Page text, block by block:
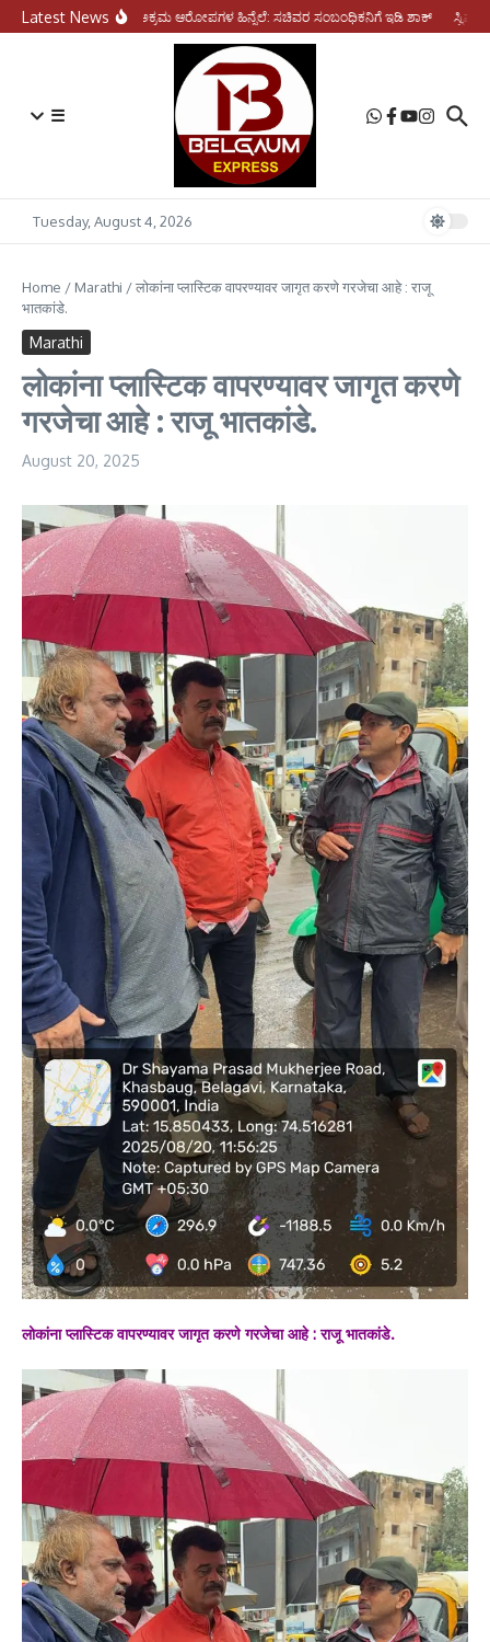
Skip to content
Latest Newsಆರ್ಥಿಕ ಅಕ್ರಮ ಆರೋಪಗಳ ಹಿನ್ನೆಲೆ: ಸಚಿವರ ಸಂಬಂಧಿಕನಿಗೆ ಇಡಿ ಶಾಕ್
☰
Tuesday, August 4, 2026
Home / Marathi /लोकांना प्लास्टिक वापरण्यावर जागृत करणे गरजेचा आहे : राजू
भातकांडे.
Marathi
लोकांना प्लास्टिक वापरण्यावर जागृत करणे
गरजेचा आहे : राजू भातकांडे.
August 20, 2025
लोकांना प्लास्टिक वापरण्यावर जागृत करणे गरजेचा आहे : राजू भातकांडे.